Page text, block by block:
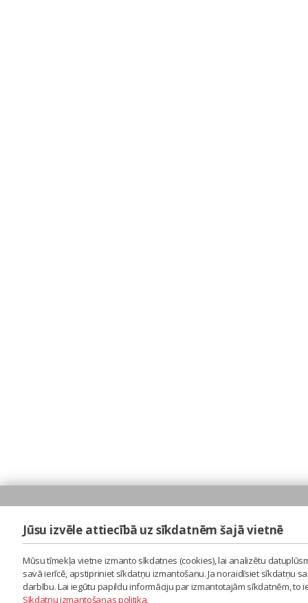
Jūsu izvēle attiecībā uz sīkdatnēm šajā vietnē
Mūsu tīmekļa vietne izmanto sīkdatnes (cookies), lai analizētu
savā ierīcē, apstipriniet sīkdatņu izmantošanu. Ja noraidīsiet sīkdatņu
darbību. Lai iegūtu papildu informāciju par izmantotajām sīkdatnēm,
Sīkdatņu izmantošanas politika.